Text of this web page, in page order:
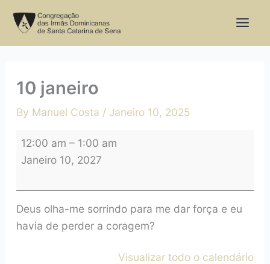
10 janeiro
By Manuel Costa / Janeiro 10, 2025
janeiro
12:00 am – 1:00 am
Janeiro 10, 2027
Deus olha-me sorrindo para me dar força e eu
havia de perder a coragem?
Visualizar todo o calendário